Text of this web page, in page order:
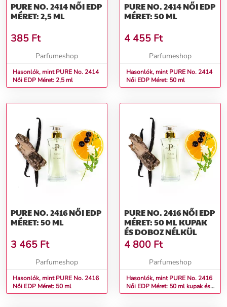
PURE NO. 2414 NŐI EDP
MÉRET: 2,5 ML
385 Ft
Parfumeshop
Hasonlók, mint PURE No. 2414
Női EDP Méret: 2,5 ml
PURE NO. 2414 NŐI EDP
MÉRET: 50 ML
4 455 Ft
Parfumeshop
Hasonlók, mint PURE No. 2414
Női EDP Méret: 50 ml
PURE NO. 2416 NŐI EDP
MÉRET: 50 ML
3 465 Ft
Parfumeshop
Hasonlók, mint PURE No. 2416
Női EDP Méret: 50 ml
PURE NO. 2416 NŐI EDP
MÉRET: 50 ML KUPAK
ÉS DOBOZ NÉLKÜL
4 800 Ft
Parfumeshop
Hasonlók, mint PURE No. 2416
Női EDP Méret: 50 ml kupak és
doboz nélkül